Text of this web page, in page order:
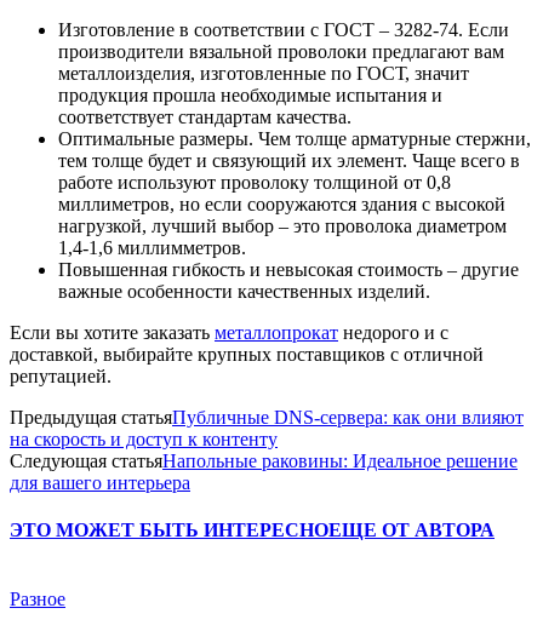
Изготовление в соответствии с ГОСТ – 3282-74. Если
производители вязальной проволоки предлагают вам
металлоизделия, изготовленные по ГОСТ, значит
продукция прошла необходимые испытания и
соответствует стандартам качества.
Оптимальные размеры. Чем толще арматурные стержни,
тем толще будет и связующий их элемент. Чаще всего в
работе используют проволоку толщиной от 0,8
миллиметров, но если сооружаются здания с высокой
нагрузкой, лучший выбор – это проволока диаметром
1,4-1,6 миллимметров.
Повышенная гибкость и невысокая стоимость – другие
важные особенности качественных изделий.
Если вы хотите заказать металлопрокат недорого и с
доставкой, выбирайте крупных поставщиков с отличной
репутацией.
Предыдущая статьяПубличные DNS-сервера: как они влияют
на скорость и доступ к контенту
Следующая статьяНапольные раковины: Идеальное решение
для вашего интерьера
ЭТО МОЖЕТ БЫТЬ ИНТЕРЕСНОЕЩЕ ОТ АВТОРА
Разное